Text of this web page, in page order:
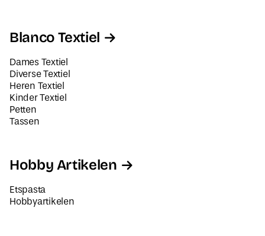
Blanco Textiel
Dames Textiel
Diverse Textiel
Heren Textiel
Kinder Textiel
Petten
Tassen
Hobby Artikelen
Etspasta
Hobbyartikelen